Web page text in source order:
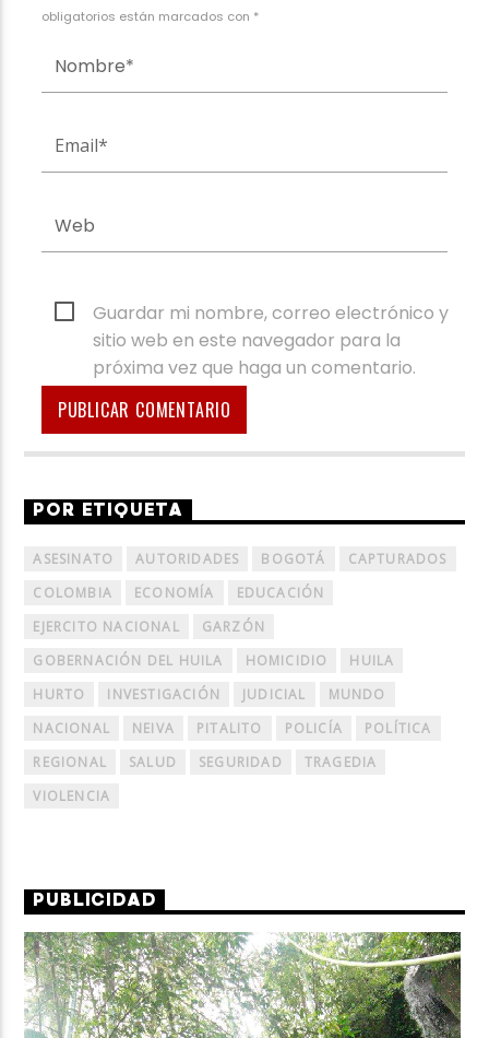
obligatorios están marcados con *
Guardar mi nombre, correo electrónico y
sitio web en este navegador para la
próxima vez que haga un comentario.
POR ETIQUETA
ASESINATO AUTORIDADES BOGOTÁ
CAPTURADOS
COLOMBIA
ECONOMÍA
EDUCACIÓN
EJERCITO NACIONAL
GARZÓN
GOBERNACIÓN DEL HUILA
HOMICIDIO
HUILA
HURTO
INVESTIGACIÓN JUDICIAL
MUNDO
NACIONAL
NEIVA PITALITO POLICÍA
POLÍTICA
REGIONAL
SALUD SEGURIDAD
TRAGEDIA
VIOLENCIA
PUBLICIDAD